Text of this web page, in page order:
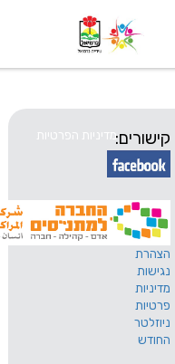
מדיניות הפרטיות